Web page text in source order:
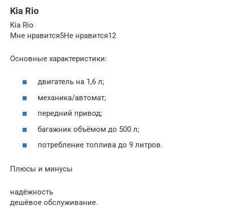
Kia Rio
Kia Rio
Мне нравится5Не нравится12
Основные характеристики:
двигатель на 1,6 л;
механика/автомат;
передний привод;
багажник объёмом до 500 л;
потребление топлива до 9 литров.
Плюсы и минусы
надёжность
дешёвое обслуживание.